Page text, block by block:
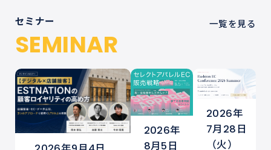
セミナー
SEMINAR
一覧を見る
2026年
8月5日
2026年
7月28日
（火）